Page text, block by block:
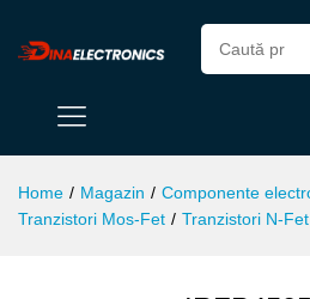
Home / Magazin / Componente
Tranzistori Mos-Fet / Tranzistori N-Fet